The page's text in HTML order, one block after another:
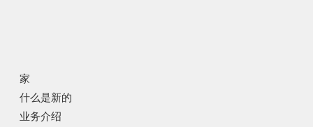
家
什么是新的
业务介绍